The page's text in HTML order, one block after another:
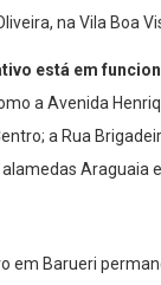
na Vila Boa
está em
a Avenida
a Rua
Araguaia
em Barueri